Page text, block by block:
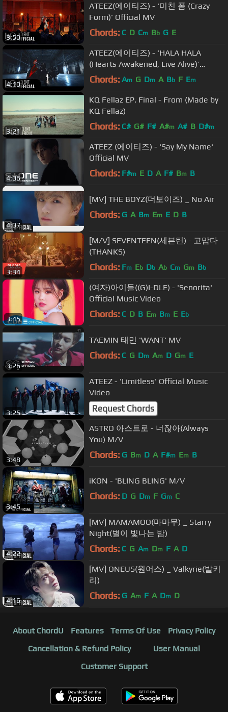
3:50
ATEEZ(에이티즈) - '미친 폼 (Crazy
Form)' Official MV
Chords: C D Cm Bb G E
4:10
ATEEZ(에이티즈) - ‘HALA HALA
(Hearts Awakened, Live Alive)’
Official MV (Performance ver.)
Chords: Am G Dm A Bb F Em
3:21
KQ Fellaz EP. Final - From (Made by
KQ Fellaz)
Chords: C# G# F# A#m A# B D#m
4:06
ATEEZ (에이티즈) - 'Say My Name'
Official MV
Chords: F#m E D A F# Bm B
4:07
[MV] THE BOYZ(더보이즈) _ No Air
Chords: G A Bm Em E D B
3:34
[M/V] SEVENTEEN(세븐틴) - 고맙다
(THANKS)
Chords: Fm Eb Db Ab Cm Gm Bb
3:45
(여자)아이들((G)I-DLE) - 'Senorita'
Official Music Video
Chords: C D B Em Bm E Eb
3:26
TAEMIN 태민 'WANT' MV
Chords: C G Dm Am D Gm E
3:25
ATEEZ - 'Limitless' Official Music
Video
Request Chords
3:48
ASTRO 아스트로 - 너잖아(Always
You) M/V
Chords: G Bm D A F#m Em B
3:45
iKON - 'BLING BLING' M/V
Chords: D G Dm F Gm C
4:22
[MV] MAMAMOO(마마무) _ Starry
Night(별이 빛나는 밤)
Chords: C G Am Dm F A D
4:16
[MV] ONEUS(원어스) _ Valkyrie(발키
리)
Chords: G Am F A Dm D
About ChordU Features Terms Of Use
Privacy Policy
Cancellation & Refund Policy
User Manual
Customer Support